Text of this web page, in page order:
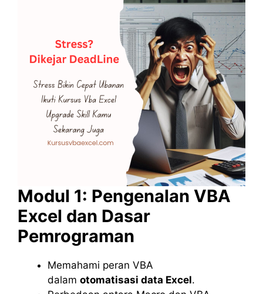
Modul 1: Pengenalan VBA
Excel dan Dasar
Pemrograman
Memahami peran VBA
dalam otomatisasi data Excel.